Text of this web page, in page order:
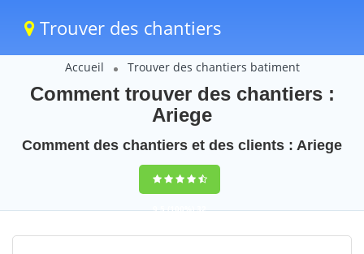
Trouver des chantiers
Accueil Trouver des chantiers batiment
Comment trouver des chantiers :
Ariege
Comment des chantiers et des clients : Ariege
9,5(100%)32
votes